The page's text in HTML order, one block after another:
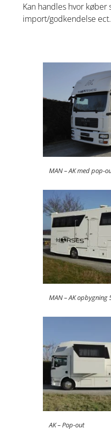
Kan handles hvor køber
import/godkendelse
MAN – AK med pop-
MAN – AK opbygning
AK – Pop-out